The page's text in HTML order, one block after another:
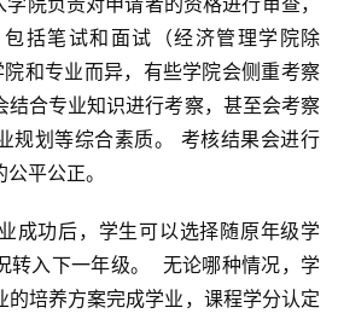
括笔试和面试（经济管理学院除
和专业而异，有些学院会侧重考察
结合专业知识进行考察，甚至会考察
规划等综合素质。 考核结果会进行
平公正。
成功后，学生可以选择随原年级学
转入下一年级。  无论哪种情况，学
的培养方案完成学业，课程学分认定